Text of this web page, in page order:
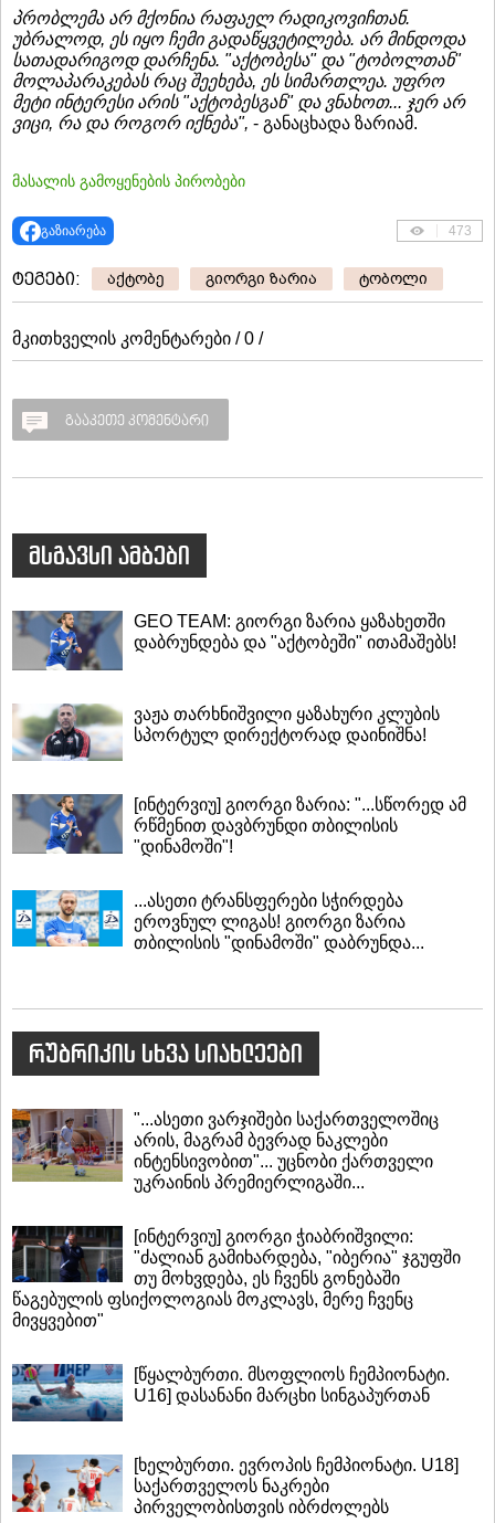
პრობლემა არ მქონია რაფაელ რადიკოვიჩთან.
უბრალოდ, ეს იყო ჩემი გადაწყვეტილება. არ მინდოდა
სათადარიგოდ დარჩენა. "აქტობესა" და "ტობოლთან"
მოლაპარაკებას რაც შეეხება, ეს სიმართლეა. უფრო
მეტი ინტერესი არის "აქტობესგან" და ვნახოთ... ჯერ არ
ვიცი, რა და როგორ იქნება", - განაცხადა ზარიამ.
მასალის გამოყენების პირობები
გაზიარება 473
ტეგები: აქტობე გიორგი ზარია ტობოლი
მკითხველის კომენტარები / 0 /
გააკეთე კომენტარი
მსგავსი ამბები
GEO TEAM: გიორგი ზარია ყაზახეთში
დაბრუნდება და "აქტობეში" ითამაშებს!
ვაჟა თარხნიშვილი ყაზახური კლუბის
სპორტულ დირექტორად დაინიშნა!
[ინტერვიუ] გიორგი ზარია: "...სწორედ ამ
რწმენით დავბრუნდი თბილისის
"დინამოში"!
...ასეთი ტრანსფერები სჭირდება
ეროვნულ ლიგას! გიორგი ზარია
თბილისის "დინამოში" დაბრუნდა...
რუბრიკის სხვა სიახლეები
"...ასეთი ვარჯიშები საქართველოშიც
არის, მაგრამ ბევრად ნაკლები
ინტენსივობით"... უცნობი ქართველი
უკრაინის პრემიერლიგაში...
[ინტერვიუ] გიორგი ჭიაბრიშვილი:
"ძალიან გამიხარდება, "იბერია" ჯგუფში
თუ მოხვდება, ეს ჩვენს გონებაში
წაგებულის ფსიქოლოგიას მოკლავს, მერე ჩვენც
მივყვებით"
[წყალბურთი. მსოფლიოს ჩემპიონატი.
U16] დასანანი მარცხი სინგაპურთან
[ხელბურთი. ევროპის ჩემპიონატი. U18]
საქართველოს ნაკრები
პირველობისთვის იბრძოლებს